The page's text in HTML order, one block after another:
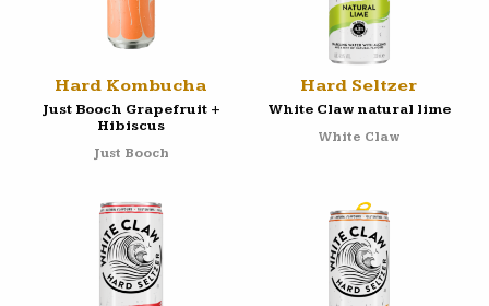
Hard Kombucha
Just Booch Grapefruit +
Hibiscus
Just Booch
Hard Seltzer
White Claw natural lime
White Claw